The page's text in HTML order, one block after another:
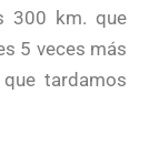
300 km. que
5 veces más
tardamos